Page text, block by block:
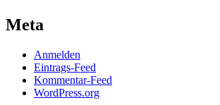
Meta
Anmelden
Eintrags-Feed
Kommentar-Feed
WordPress.org